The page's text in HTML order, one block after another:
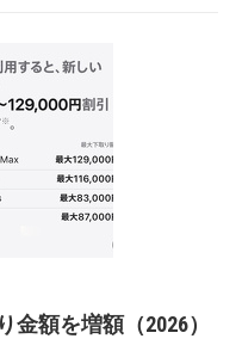
金額を増額（2026）